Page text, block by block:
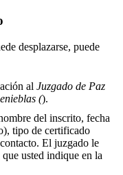
desplazarse, puede
al Juzgado de Paz
().
del inscrito, fecha
tipo de certificado
El juzgado le
usted indique en la